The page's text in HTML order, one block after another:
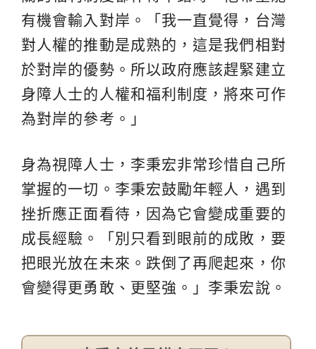
有機會輸入對岸。「我一直覺得，台灣
對人權的推動是成熟的，這是我們相對
於對岸的優勢。所以政府應該趕緊建立
身障人士的人權和福利制度，將來可作
為對岸的參考。」
身為視障人士，李秉宏非常珍惜自己所
掌握的一切。李秉宏鼓勵年輕人，遇到
挫折應正面看待，因為它會變成重要的
成長經驗。「別只看到眼前的成敗，要
把眼光放在未來。跌倒了再爬起來，你
會變得更勇敢、更堅強。」李秉宏說。